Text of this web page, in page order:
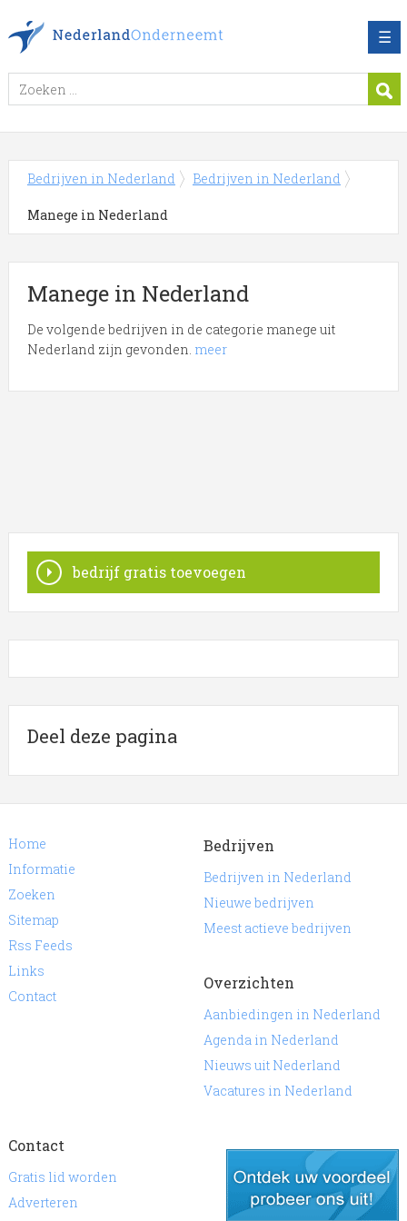
☰
Bedrijven in Nederland Bedrijven in Nederland
Manege in Nederland
Manege in Nederland
De volgende bedrijven in de categorie manege uit
Nederland zijn gevonden. meer
Meer over Manege
contact kunt opnemen.
Trefwoorden:
manege paardrij les paardrijden
paarden stalling dressuur
bedrijf gratis toevoegen
Deel deze pagina
Home
Informatie
Zoeken
Sitemap
Rss Feeds
Links
Contact
Bedrijven
Bedrijven in Nederland
Nieuwe bedrijven
Meest actieve bedrijven
Overzichten
Aanbiedingen in Nederland
Agenda in Nederland
Nieuws uit Nederland
Vacatures in Nederland
Contact
Gratis lid worden
Adverteren